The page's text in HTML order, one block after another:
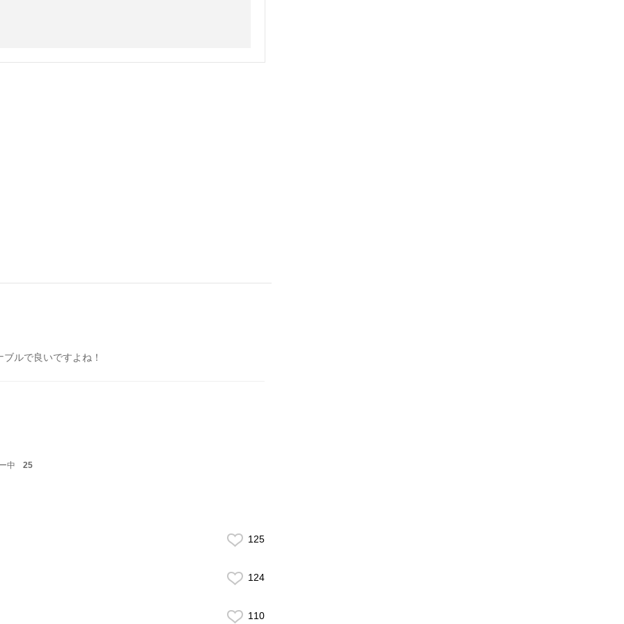
ルで良いですよね！
中 25
125
124
110